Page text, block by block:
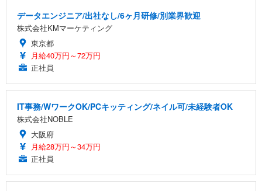
データエンジニア/出社なし/6ヶ月研修/別業界歓迎
株式会社KMマーケティング
東京都
月給40万円～72万円
正社員
IT事務/WワークOK/PCキッティング/ネイル可/未経験者OK
株式会社NOBLE
大阪府
月給28万円～34万円
正社員